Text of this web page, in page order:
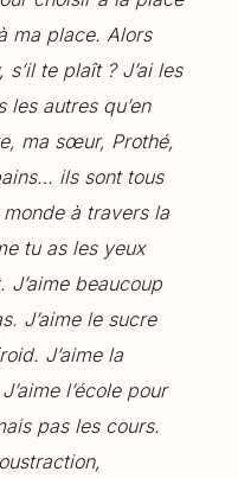
ma place. Alors
te plaît ? J’ai les
autres qu’en
ma sœur, Prothé,
ils sont tous
à travers la
tu as les yeux
beaucoup
J’aime le sucre
J’aime la
l’école pour
pas les cours.